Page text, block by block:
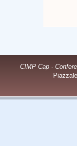
CIMP Cap -